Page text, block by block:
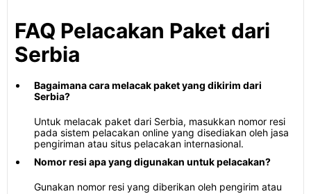
FAQ Pelacakan Paket dari
Serbia
Bagaimana cara melacak paket yang dikirim dari
Serbia?
Untuk melacak paket dari Serbia, masukkan nomor resi
pada sistem pelacakan online yang disediakan oleh jasa
pengiriman atau situs pelacakan internasional.
Nomor resi apa yang digunakan untuk pelacakan?
Gunakan nomor resi yang diberikan oleh pengirim atau